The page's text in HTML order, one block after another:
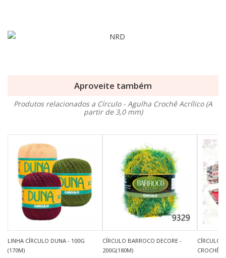
Aproveite também
Produtos relacionados a Círculo - Agulha Crochê Acrílico (A
partir de 3,0 mm)
LINHA CÍRCULO DUNA - 100G
(170M)
CÍRCULO BARROCO DECORE -
200G(180M)
CÍRCULO
CROCHÊ